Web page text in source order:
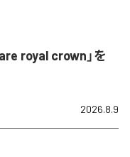
royal crown」を
2026.8.9